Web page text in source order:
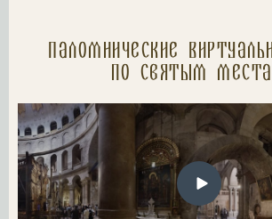
Паломнические
по святым